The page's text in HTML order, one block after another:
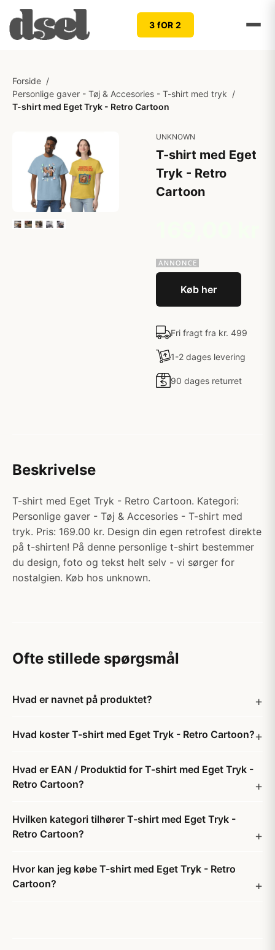
3 fOR 2
Forside /
Personlige gaver - Tøj & Accesories - T-shirt med tryk /
T-shirt med Eget Tryk - Retro Cartoon
UNKNOWN
T-shirt med Eget
Tryk - Retro
Cartoon
Køb her
Fri fragt fra kr. 499
1-2 dages levering
90 dages returret
Beskrivelse
T-shirt med Eget Tryk - Retro Cartoon. Kategori:
Personlige gaver - Tøj & Accesories - T-shirt med
tryk. Pris: 169.00 kr. Design din egen retrofest direkte
på t-shirten! På denne personlige t-shirt bestemmer
du design, foto og tekst helt selv - vi sørger for
nostalgien. Køb hos unknown.
Ofte stillede spørgsmål
Hvad er navnet på produktet?
Hvad koster T-shirt med Eget Tryk - Retro Cartoon?
Hvad er EAN / Produktid for T-shirt med Eget Tryk -
Retro Cartoon?
Hvilken kategori tilhører T-shirt med Eget Tryk -
Retro Cartoon?
Hvor kan jeg købe T-shirt med Eget Tryk - Retro
Cartoon?